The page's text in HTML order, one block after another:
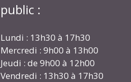
public :
Lundi : 13h30 à 17h30
Mercredi : 9h00 à 13h00
Jeudi : de 9h00 à 12h00
Vendredi : 13h30 à 17h30